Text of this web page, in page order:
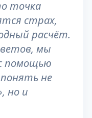
точка
страх,
расчёт.
мы
помощью
не
но и